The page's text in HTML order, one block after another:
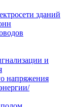
зданий
и
напряжения